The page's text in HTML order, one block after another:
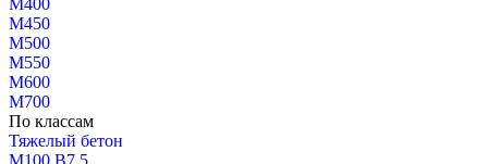
М400
М450
М500
М550
М600
М700
По классам
Тяжелый бетон